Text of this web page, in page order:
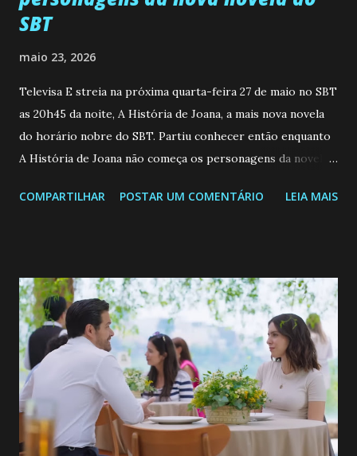
SBT
maio 23, 2026
Televisa E streia na próxima quarta-feira 27 de maio no SBT
as 20h45 da noite, A História de Joana, a mais nova novela
do horário nobre do SBT. Partiu conhecer então enquanto
A História de Joana não começa os personagens da novela?
de 25/05/26 a 31/05/26 JOANA GUADALUPE (Camila
permanecer virgem até encontrar o homem que realmente
ama, o que não é fácil, já que dedica todas as suas energias a
se aprimorar, trabalhando, estudando e se orgulhando de
ser a primeira mulher da família a ingressar na
universidade. Ela tem uma personalidade muito alegre, é
muito madura para a idade, determinada, criativa e
empática. Detesta injustiças e é uma ótima amiga. Pode ser
teimosa e muito persistente quando decide fazer algo.
COMPARTILHAR POSTAR UM COMENTÁRIO LEIA MAIS